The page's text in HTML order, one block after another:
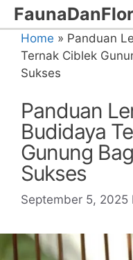
Skip
to
content
Home » Panduan
Ternak Ciblek
Sukses
Panduan
Budidaya
Gunung
Sukses
September 5, 2025